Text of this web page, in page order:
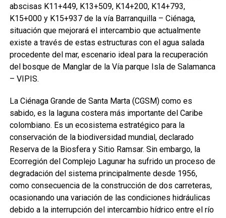
abscisas K11+449, K13+509, K14+200, K14+793,
K15+000 y K15+937 de la vía Barranquilla – Ciénaga,
situación que mejorará el intercambio que actualmente
existe a través de estas estructuras con el agua salada
procedente del mar, escenario ideal para la recuperación
del bosque de Manglar de la Vía parque Isla de Salamanca
– VIPIS.
La Ciénaga Grande de Santa Marta (CGSM) como es
sabido, es la laguna costera más importante del Caribe
colombiano. Es un ecosistema estratégico para la
conservación de la biodiversidad mundial, declarado
Reserva de la Biosfera y Sitio Ramsar. Sin embargo, la
Ecorregión del Complejo Lagunar ha sufrido un proceso de
degradación del sistema principalmente desde 1956,
como consecuencia de la construcción de dos carreteras,
ocasionando una variación de las condiciones hidráulicas
debido a la interrupción del intercambio hídrico entre el río